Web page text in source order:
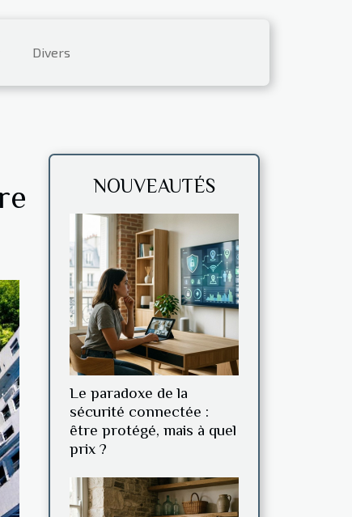
Divers
NOUVEAUTÉS
Le paradoxe de la
sécurité connectée :
être protégé, mais à quel
prix ?